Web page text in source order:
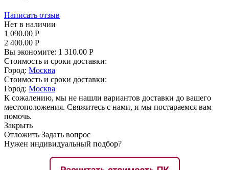
Написать отзыв
Нет в наличии
1 090.00 Р
2 400.00 Р
Вы экономите: 1 310.00 Р
Стоимость и сроки доставки:
Город: Москва
Стоимость и сроки доставки:
Город: Москва
К сожалению, мы не нашли вариантов доставки до вашего
местоположения. Свяжитесь с нами, и мы постараемся вам
помочь.
Закрыть
Отложить Задать вопрос
Нужен индивидуальный подбор?